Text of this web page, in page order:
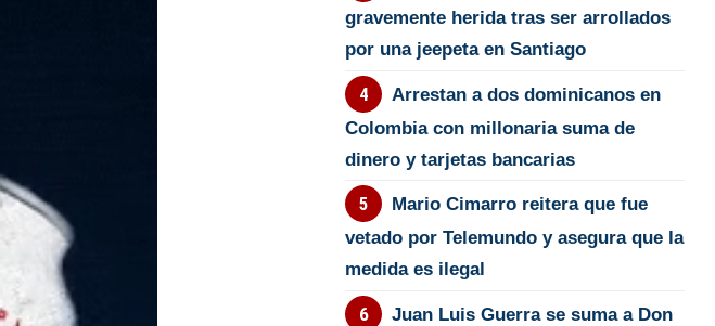
gravemente herida tras ser arrollados
por una jeepeta en Santiago
Arrestan a dos dominicanos en
Colombia con millonaria suma de
dinero y tarjetas bancarias
Mario Cimarro reitera que fue
vetado por Telemundo y asegura que la
medida es ilegal
Juan Luis Guerra se suma a Don